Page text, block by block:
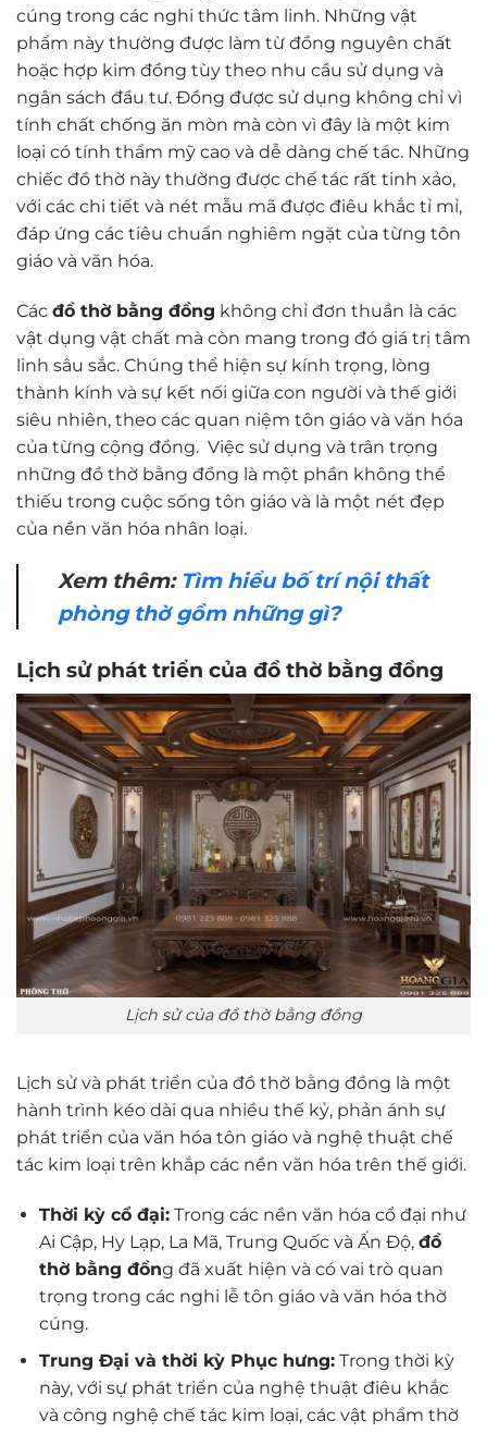
cúng trong các nghi thức tâm linh. Những vật
phẩm này thường được làm từ đồng nguyên chất
hoặc hợp kim đồng tùy theo nhu cầu sử dụng và
ngân sách đầu tư. Đồng được sử dụng không chỉ vì
tính chất chống ăn mòn mà còn vì đây là một kim
loại có tính thẩm mỹ cao và dễ dàng chế tác. Những
chiếc đồ thờ này thường được chế tác rất tinh xảo,
với các chi tiết và nét mẫu mã được điêu khắc tỉ mỉ,
đáp ứng các tiêu chuẩn nghiêm ngặt của từng tôn
giáo và văn hóa.
Các đồ thờ bằng đồng không chỉ đơn thuần là các
vật dụng vật chất mà còn mang trong đó giá trị tâm
linh sâu sắc. Chúng thể hiện sự kính trọng, lòng
thành kính và sự kết nối giữa con người và thế giới
siêu nhiên, theo các quan niệm tôn giáo và văn hóa
của từng cộng đồng. Việc sử dụng và trân trọng
những đồ thờ bằng đồng là một phần không thể
thiếu trong cuộc sống tôn giáo và là một nét đẹp
của nền văn hóa nhân loại.
Xem thêm: Tìm hiểu bố trí nội thất
phòng thờ gồm những gì?
Lịch sử phát triển của đồ thờ bằng đồng
Lịch sử của đồ thờ bằng đồng
Lịch sử và phát triển của đồ thờ bằng đồng là một
hành trình kéo dài qua nhiều thế kỷ, phản ánh sự
phát triển của văn hóa tôn giáo và nghệ thuật chế
tác kim loại trên khắp các nền văn hóa trên thế giới.
Thời kỳ cổ đại:Trong các nền văn hóa cổ đại như
Ai Cập, Hy Lạp, La Mã, Trung Quốc và Ấn Độ, đồ
thờ bằng đồng đã xuất hiện và có vai trò quan
trọng trong các nghi lễ tôn giáo và văn hóa thờ
cúng.
Trung Đại và thời kỳ Phục hưng:Trong thời kỳ
này, với sự phát triển của nghệ thuật điêu khắc
và công nghệ chế tác kim loại, các vật phẩm thờ